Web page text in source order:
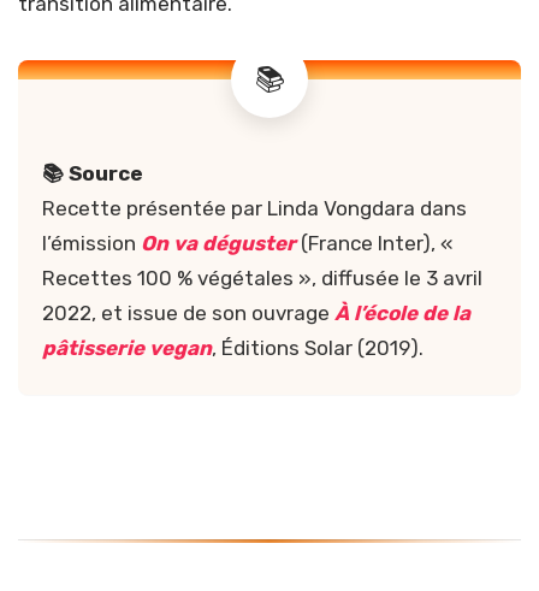
📚 Source
Recette présentée par Linda Vongdara dans
l’émission On va déguster(France Inter), «
Recettes 100 % végétales », diffusée le 3 avril
2022, et issue de son ouvrage À l’école de la
pâtisserie vegan, Éditions Solar (2019).